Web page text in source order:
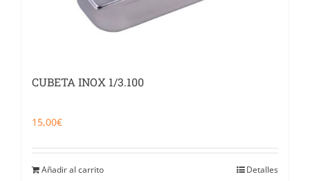
CUBETA INOX 1/3.100
15,00€
Añadir al carrito Detalles